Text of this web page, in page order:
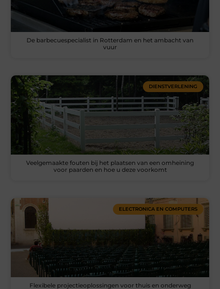
De barbecuespecialist in Rotterdam en het ambacht van
vuur
DIENSTVERLENING
Veelgemaakte fouten bij het plaatsen van een omheining
voor paarden en hoe u deze voorkomt
ELECTRONICA EN COMPUTERS
Flexibele projectieoplossingen voor thuis en onderweg